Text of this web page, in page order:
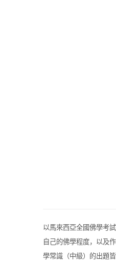
以馬來西亞全國佛學考
自己的佛學程度，以及
學常識（中級）的出題